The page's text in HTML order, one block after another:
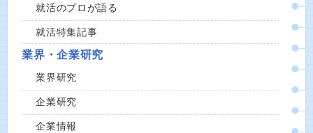
就活のプロが語る
就活特集記事
業界・企業研究
業界研究
企業研究
企業情報